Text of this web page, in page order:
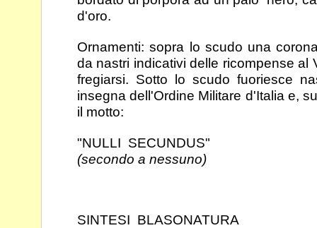
d'oro.
Ornamenti: sopra lo scudo una
da nastri indicativi delle ricompense al
fregiarsi. Sotto lo scudo fuoriesce
insegna dell'Ordine Militare d'Italia e,
il motto:
"NULLI SECUNDUS"
(secondo a nessuno)
SINTESI BLASONATURA